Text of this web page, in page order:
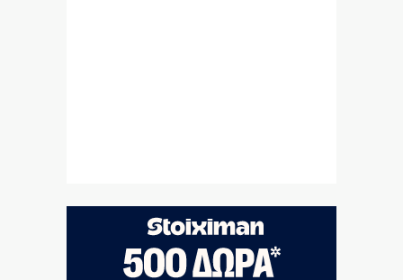
IRIS: Πότε οι μεταφορές χρημάτων μπαίνουν στο μάτι